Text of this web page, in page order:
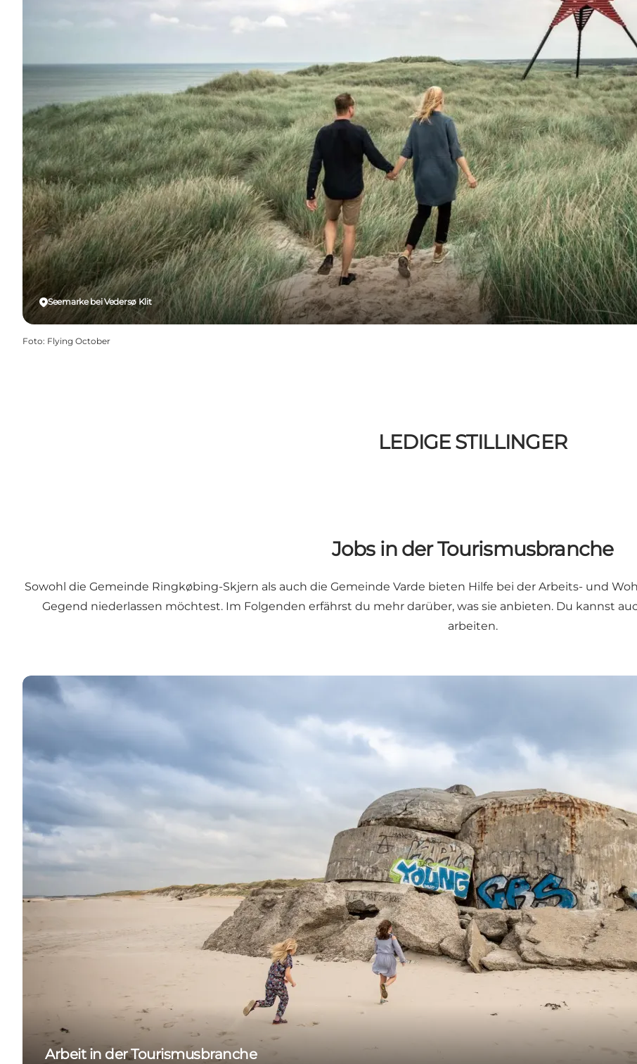
Seemarke bei Vedersø Klit
Foto: Flying October
LEDIGE STILLINGER
Jobs in der Tourismusbranche
Sowohl die Gemeinde Ringkøbing-Skjern als auch die Gemeinde Varde bieten Hilfe bei der Arbeits- und
Gegend niederlassen möchtest. Im Folgenden erfährst du mehr darüber, was sie anbieten. Du kannst
arbeiten.
Arbeit in der Tourismusbranche
Arbeit in der Tourismusbranche